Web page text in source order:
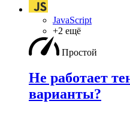
JavaScript
+2 ещё
Простой
Не работает
варианты?